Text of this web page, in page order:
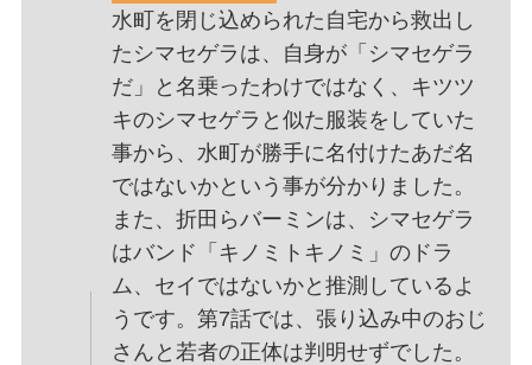
水町を閉じ込められた自宅から救出し
たシマセゲラは、自身が「シマセゲラ
だ」と名乗ったわけではなく、キツツ
キのシマセゲラと似た服装をしていた
事から、水町が勝手に名付けたあだ名
ではないかという事が分かりました。
また、折田らバーミンは、シマセゲラ
はバンド「キノミトキノミ」のドラ
ム、セイではないかと推測しているよ
うです。第7話では、張り込み中のおじ
さんと若者の正体は判明せずでした。